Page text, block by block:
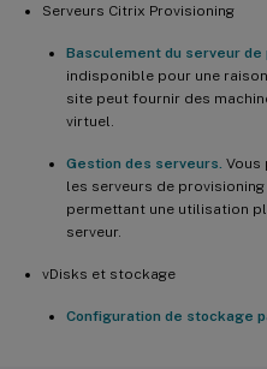
Serveurs Citrix Provisioning
Basculement du serveur de
indisponible pour une
site peut fournir des
virtuel.
Gestion des serveurs. Vous
les serveurs de
permettant une utilisation
serveur.
vDisks et stockage
Configuration de stockage